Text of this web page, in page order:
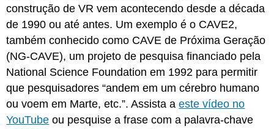
construção de VR vem acontecendo desde a década
de 1990 ou até antes. Um exemplo é o CAVE2,
também conhecido como CAVE de Próxima Geração
(NG-CAVE), um projeto de pesquisa financiado pela
National Science Foundation em 1992 para permitir
que pesquisadores “andem em um cérebro humano
ou voem em Marte, etc.”. Assista aeste vídeo no
YouTube ou pesquise a frase com a palavra-chave